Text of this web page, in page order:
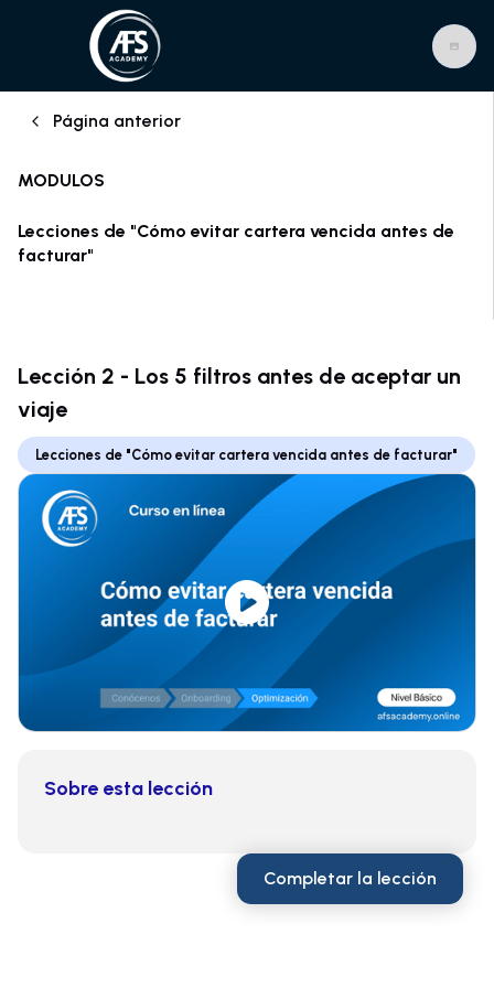
Página anterior
MODULOS
Lecciones de "Cómo evitar cartera vencida antes de
facturar"
Lección 2 - Los 5 filtros antes de aceptar un
viaje
Lecciones de "Cómo evitar cartera vencida antes de facturar"
Sobre esta lección
Completar la lección